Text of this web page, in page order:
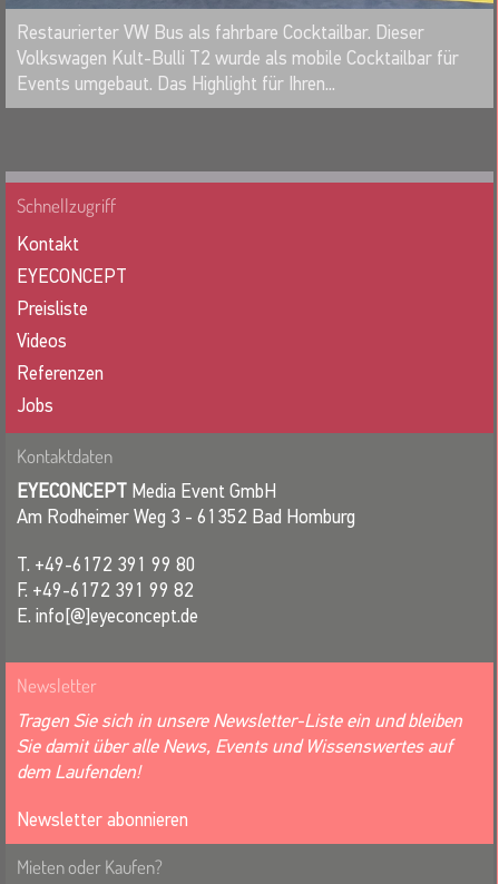
MERKEN
Restaurierter VW Bus als fahrbare Cocktailbar. Dieser
Volkswagen Kult-Bulli T2 wurde als mobile Cocktailbar für
Events umgebaut. Das Highlight für Ihren...
Schnellzugriff
Kontakt
EYECONCEPT
Preisliste
Videos
Referenzen
Jobs
Kontaktdaten
EYECONCEPT Media Event GmbH
Am Rodheimer Weg 3 - 61352 Bad Homburg
T. +49-6172 391 99 80
F. +49-6172 391 99 82
E. info[@]eyeconcept.de
Newsletter
Tragen Sie sich in unsere Newsletter-Liste ein und bleiben
Sie damit über alle News, Events und Wissenswertes auf
dem Laufenden!
Newsletter abonnieren
Mieten oder Kaufen?